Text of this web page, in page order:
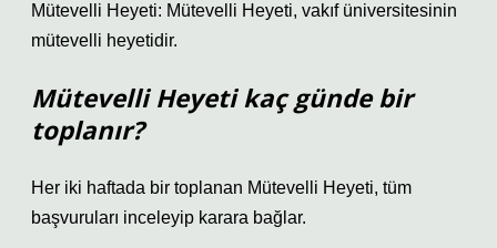
Mütevelli Heyeti: Mütevelli Heyeti, vakıf üniversitesinin
mütevelli heyetidir.
Mütevelli Heyeti kaç günde bir
toplanır?
Her iki haftada bir toplanan Mütevelli Heyeti, tüm
başvuruları inceleyip karara bağlar.